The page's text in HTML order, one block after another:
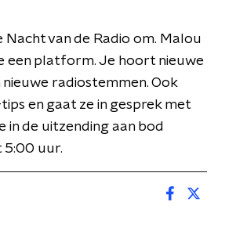
van de Radio om. Malou
een platform. Je hoort nieuwe
radiostemmen. Ook
en gaat ze in gesprek met
in de uitzending aan bod
5:00 uur.